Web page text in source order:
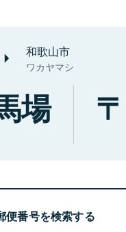
和歌山市
ワカヤマシ
場
便番号を検索する